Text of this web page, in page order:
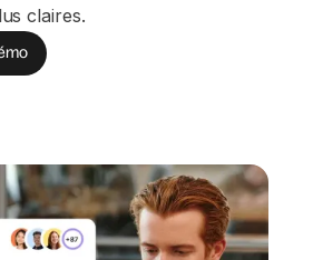
claires.